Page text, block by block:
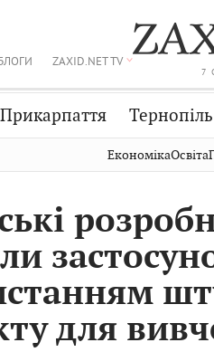
7
ZAXID.NET TV
Прикарпаття Тернопіль
Чернівці
Стрий
ЕкономікаОсвіта
для